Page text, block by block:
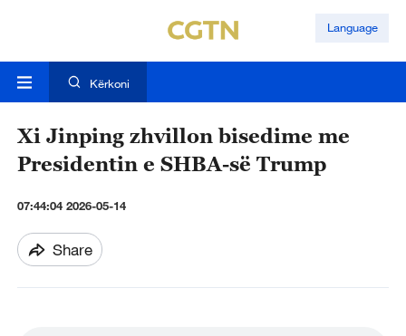
Language
Kërkoni
Xi Jinping zhvillon bisedime me
Presidentin e SHBA-së Trump
07:44:04 2026-05-14
Share